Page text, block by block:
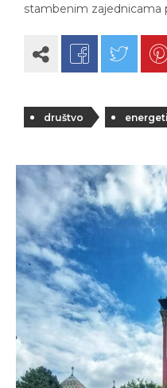
stambenim zajednicama
društvo